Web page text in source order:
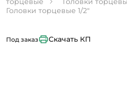
Головки торцевые 1/2"
Под заказ Скачать КП